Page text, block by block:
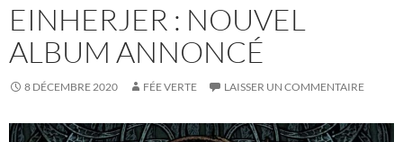
EINHERJER : NOUVEL
ALBUM ANNONCÉ
8 DÉCEMBRE 2020 FÉE VERTE LAISSER UN COMMENTAIRE